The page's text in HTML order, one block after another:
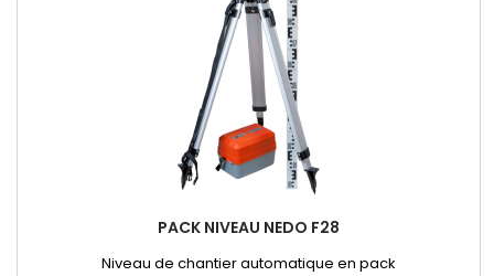
PACK NIVEAU NEDO F28
Niveau de chantier automatique en pack